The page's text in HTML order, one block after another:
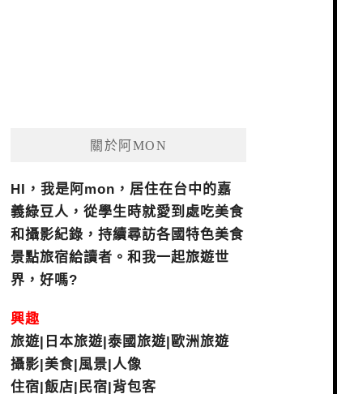
關於阿MON
HI，我是阿mon，居住在台中的嘉
義綠豆人，從學生時就愛到處吃美食
和攝影紀錄，持續尋訪各國特色美食
景點旅宿給讀者。和我一起旅遊世
界，好嗎?
興趣
旅遊|日本旅遊|泰國旅遊|歐洲旅遊
攝影|美食|風景|人像
住宿|飯店|民宿|背包客